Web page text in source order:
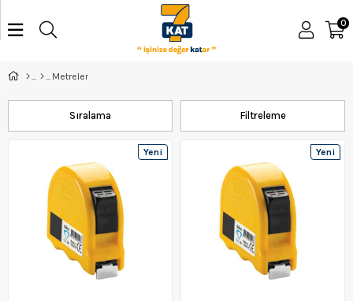
0
Metreler
Filtreleme
Sıralama
Yeni
Yeni